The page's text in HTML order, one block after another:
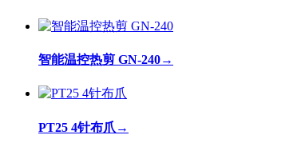
智能温控热剪 GN-240→
PT25 4针布爪 →